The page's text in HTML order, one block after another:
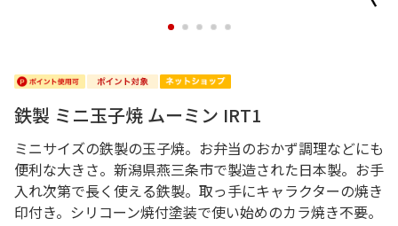
1 2 3 4 5
鉄製 ミニ玉子焼 ムーミン IRT1
ミニサイズの鉄製の玉子焼。お弁当のおかず調理などにも
便利な大きさ。新潟県燕三条市で製造された日本製。お手
入れ次第で長く使える鉄製。取っ手にキャラクターの焼き
印付き。シリコーン焼付塗装で使い始めのカラ焼き不要。